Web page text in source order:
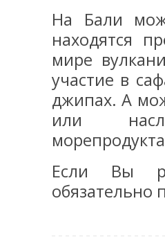
На Бали
находятся
мире
участие в
джипах. А
или
Если Вы
обязательно